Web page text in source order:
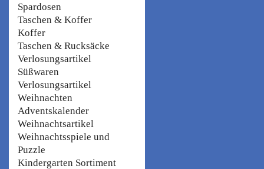
Spardosen
Taschen & Koffer
Koffer
Taschen & Rucksäcke
Verlosungsartikel
Süßwaren
Verlosungsartikel
Weihnachten
Adventskalender
Weihnachtsartikel
Weihnachtsspiele und
Puzzle
Kindergarten Sortiment